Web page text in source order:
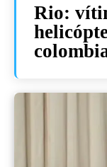
Rio: